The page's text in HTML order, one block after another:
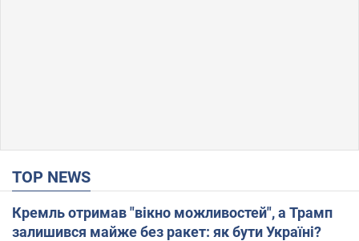
TOP NEWS
Кремль отримав "вікно можливостей", а Трамп
залишився майже без ракет: як бути Україні?